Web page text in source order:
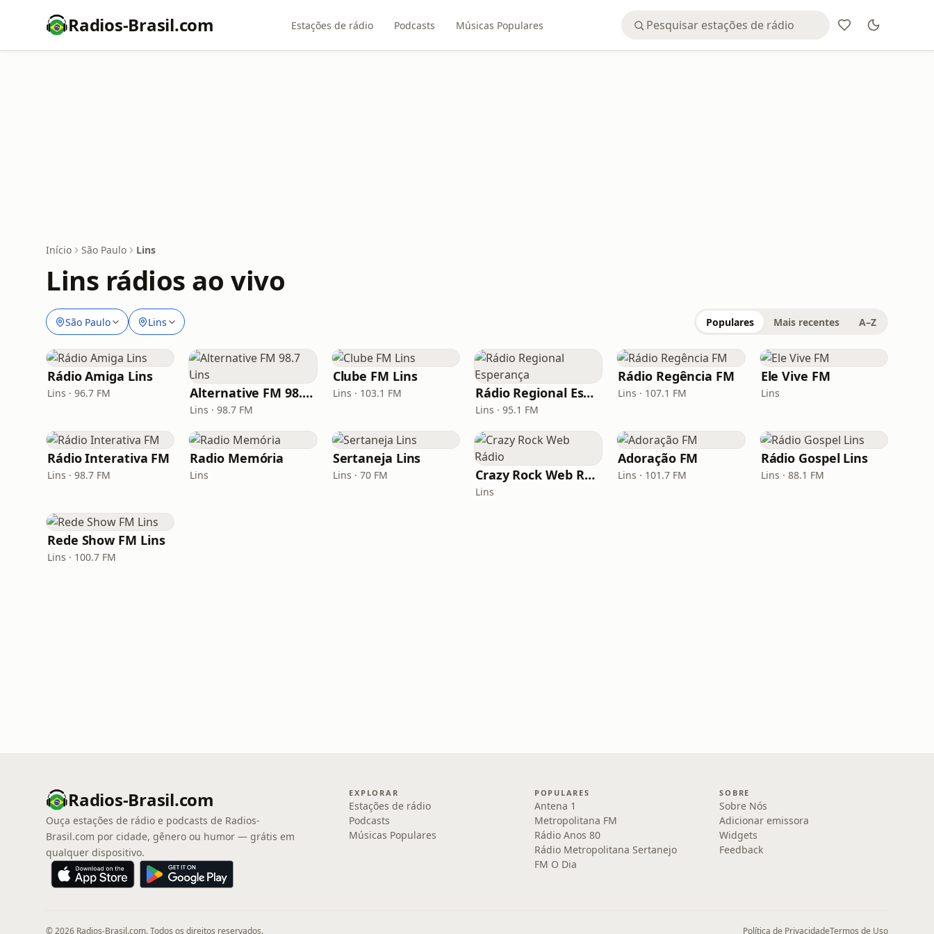
Radios-Brasil.com Estações de rádio Podcasts Músicas Populares
Início São Paulo Lins
Lins rádios ao vivo
São Paulo Lins Populares Mais recentes A–Z
Rádio Amiga Lins
Lins · 96.7 FM Alternative FM 98.7 Lins
Lins · 98.7 FM
Clube FM Lins
Lins · 103.1 FM Rádio Regional Esperança
Lins · 95.1 FM
Rádio Regência FM
Lins · 107.1 FM
Ele Vive FM
Lins
Rádio Interativa FM
Lins · 98.7 FM
Radio Memória
Lins
Sertaneja Lins
Lins · 70 FM Crazy Rock Web Rádio
Lins
Adoração FM
Lins · 101.7 FM
Rádio Gospel Lins
Lins · 88.1 FM
Rede Show FM Lins
Lins · 100.7 FM
Radios-Brasil.com
Ouça estações de rádio e podcasts de Radios-
Brasil.com por cidade, gênero ou humor — grátis em
qualquer dispositivo.
EXPLORAR
Estações de rádio
Podcasts
Músicas Populares
POPULARES
Antena 1
Metropolitana FM
Rádio Anos 80
Rádio Metropolitana Sertanejo
FM O Dia
SOBRE
Sobre Nós
Adicionar emissora
Widgets
Feedback
© 2026 Radios-Brasil.com. Todos os direitos reservados. Política de PrivacidadeTermos de Uso